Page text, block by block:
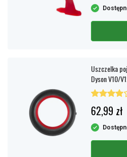
Uszczelka
Dyson V10/
62,99 zł